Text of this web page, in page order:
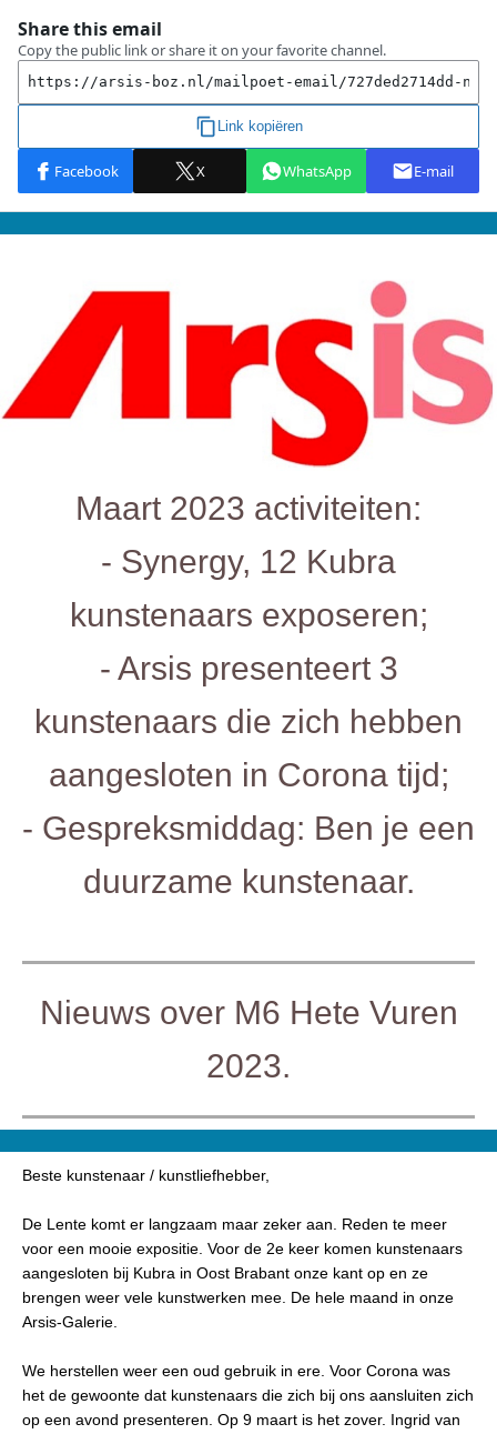
Maart 2023 activiteiten:
- Synergy, 12 Kubra
kunstenaars exposeren;
- Arsis presenteert 3
kunstenaars die zich hebben
aangesloten in Corona tijd;
- Gespreksmiddag: Ben je een
duurzame kunstenaar.
Nieuws over M6 Hete Vuren
2023.
Beste kunstenaar / kunstliefhebber,
De Lente komt er langzaam maar zeker aan. Reden te meer
voor een mooie expositie. Voor de 2e keer komen kunstenaars
aangesloten bij Kubra in Oost Brabant onze kant op en ze
brengen weer vele kunstwerken mee. De hele maand in onze
Arsis-Galerie.
We herstellen weer een oud gebruik in ere. Voor Corona was
het de gewoonte dat kunstenaars die zich bij ons aansluiten zich
op een avond presenteren. Op 9 maart is het zover. Ingrid van